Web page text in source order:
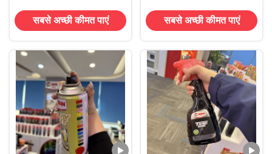
श्रृंखला के लिए पानी और कीचड़
प्रतिरोध के साथ अत्यधिक दबाव
सबसे अच्छी कीमत पाएं
400ML ऑटोमोटिव पेंट कई रंगों
में
सबसे अच्छी कीमत पाएं